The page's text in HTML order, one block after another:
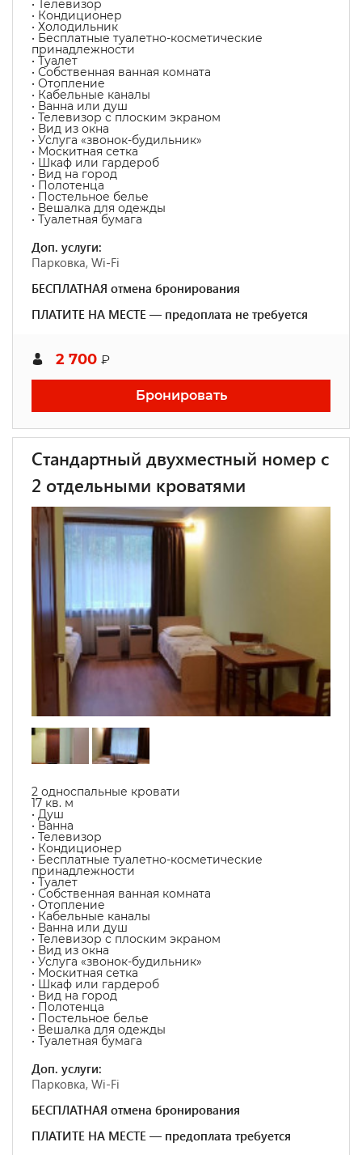
• Телевизор
• Кондиционер
• Холодильник
• Бесплатные туалетно-косметические
принадлежности
• Туалет
• Собственная ванная комната
• Отопление
• Кабельные каналы
• Ванна или душ
• Телевизор с плоским экраном
• Вид из окна
• Услуга «звонок-будильник»
• Москитная сетка
• Шкаф или гардероб
• Вид на город
• Полотенца
• Постельное белье
• Вешалка для одежды
• Туалетная бумага
Доп. услуги:
Парковка, Wi-Fi
БЕСПЛАТНАЯ отмена бронирования
ПЛАТИТЕ НА МЕСТЕ — предоплата не требуется
2 700 ₽
Бронировать
Стандартный двухместный номер с
2 отдельными кроватями
2 односпальные кровати
17 кв. м
• Душ
• Ванна
• Телевизор
• Кондиционер
• Бесплатные туалетно-косметические
принадлежности
• Туалет
• Собственная ванная комната
• Отопление
• Кабельные каналы
• Ванна или душ
• Телевизор с плоским экраном
• Вид из окна
• Услуга «звонок-будильник»
• Москитная сетка
• Шкаф или гардероб
• Вид на город
• Полотенца
• Постельное белье
• Вешалка для одежды
• Туалетная бумага
Доп. услуги:
Парковка, Wi-Fi
БЕСПЛАТНАЯ отмена бронирования
ПЛАТИТЕ НА МЕСТЕ — предоплата требуется